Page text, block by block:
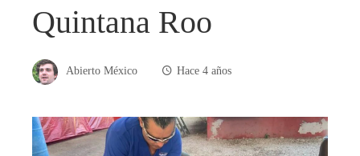
Quintana Roo
Abierto México Hace 4 años